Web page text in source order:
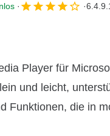
Player für
und leicht,
Funktionen, die in